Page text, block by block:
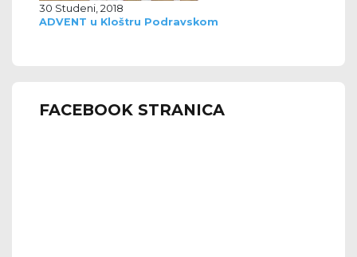
30 Studeni, 2018
ADVENT u Kloštru Podravskom
FACEBOOK STRANICA